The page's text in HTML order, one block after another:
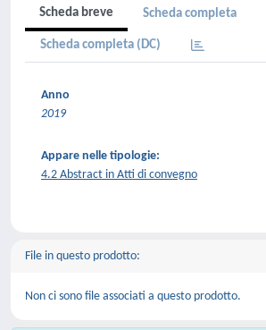
Scheda breve Scheda completa
Scheda completa (DC)
Anno
2019
Appare nelle tipologie:
4.2 Abstract in Atti di convegno
File in questo prodotto:
Non ci sono file associati a questo prodotto.